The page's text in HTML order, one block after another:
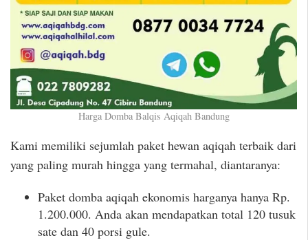
Harga Domba Balqis Aqiqah Bandung
Kami memiliki sejumlah paket hewan aqiqah terbaik dari
yang paling murah hingga yang termahal, diantaranya:
Paket domba aqiqah ekonomis harganya hanya Rp.
1.200.000. Anda akan mendapatkan total 120 tusuk
sate dan 40 porsi gule.